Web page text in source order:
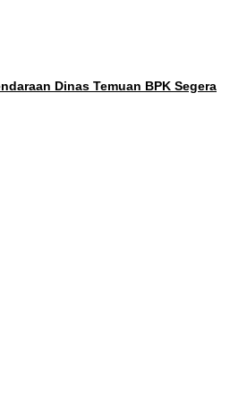
Dinas Temuan BPK Segera